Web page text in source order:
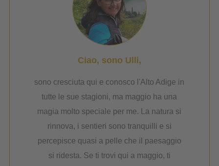
Ciao, sono Ulli,
sono cresciuta qui e conosco l'Alto Adige in
tutte le sue stagioni, ma maggio ha una
magia molto speciale per me. La natura si
rinnova, i sentieri sono tranquilli e si
percepisce quasi a pelle che il paesaggio
si ridesta. Se ti trovi qui a maggio, ti